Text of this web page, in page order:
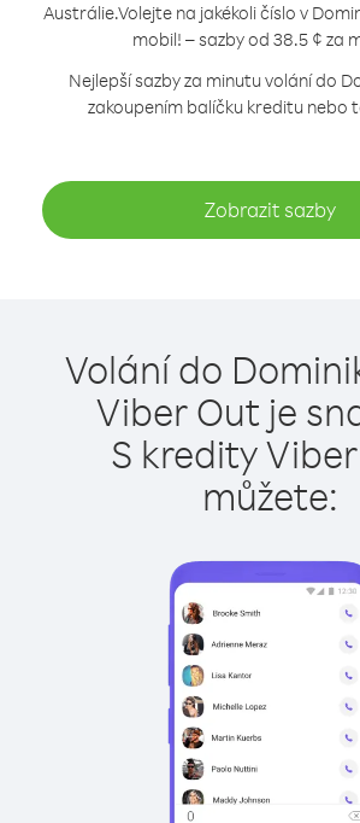
Austrálie.Volejte na jakékoli číslo v
mobil! – sazby od 38.5 ¢ za
Nejlepší sazby za minutu volání do
zakoupením balíčku kreditu nebo
Zobrazit sazby
Volání do
Viber Out je
S kredity
můžete: